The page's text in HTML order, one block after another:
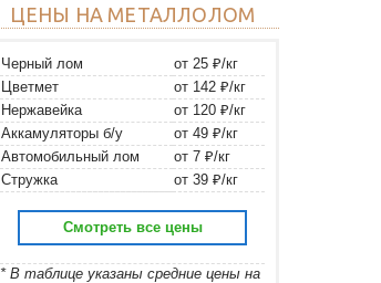
ЦЕНЫ НА МЕТАЛЛОЛОМ
Черный лом
от 25 ₽/кг
Цветмет
от 142 ₽/кг
Нержавейка
от 120 ₽/кг
Аккамуляторы б/у
от 49 ₽/кг
Автомобильный лом
от 7 ₽/кг
Стружка
от 39 ₽/кг
Смотреть все цены
* В таблице указаны средние цены на